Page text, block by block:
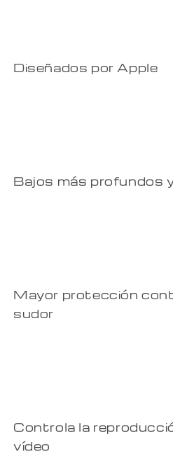
Diseñados por Apple
Bajos más profundos
Mayor protección
sudor
Controla la
vídeo